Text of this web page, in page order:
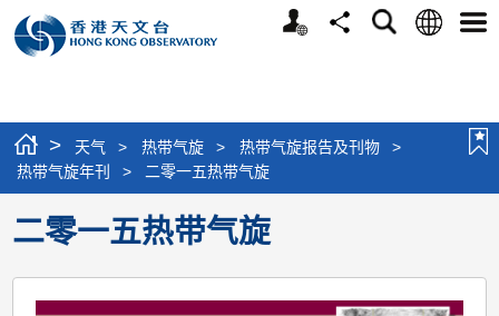
个
分
搜
语
选
> 天气 > 热带气旋 > 热带气旋报告及刊物
>
热带气旋年刊
> 二零一五热带气旋
二零一五热带气旋